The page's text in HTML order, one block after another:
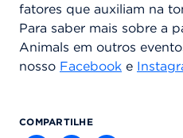
fatores que auxiliam na
Para saber mais sobre a
Animals em outros
nosso Facebook e
COMPARTILHE